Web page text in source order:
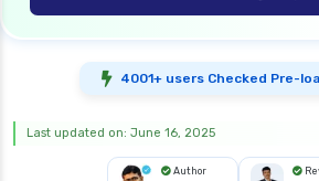
4001+ users Checked Pre-
Last updated on: June 16, 2025
Author